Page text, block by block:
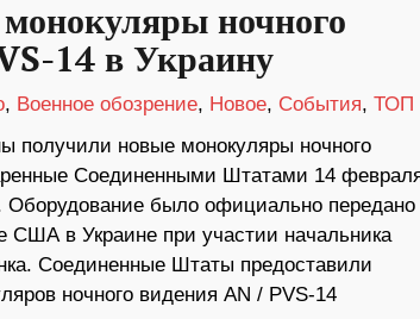
ночного
14 в Украину
, Военное обозрение, Новое, События, ТОП
получили новые монокуляры ночного
Соединенными Штатами 14
было официально передано
США в Украине при участии начальника
Соединенные Штаты предоставили
ночного видения AN / PVS-14